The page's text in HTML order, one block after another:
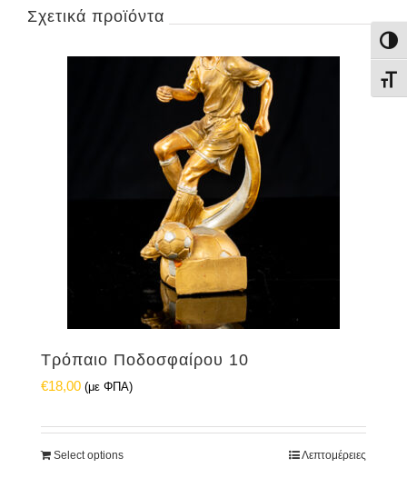
Σχετικά προϊόντα
Τρόπαιο Ποδοσφαίρου 10
€18,00 (με ΦΠΑ)
Select options Λεπτομέρειες